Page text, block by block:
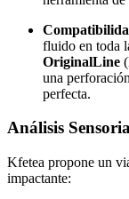
fluido en toda
OriginalLine
una
perfecta.
Análisis
Kfetea propone un
impactante: